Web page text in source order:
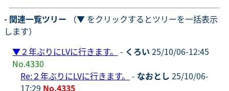
- 関連一覧ツリー （▼ をクリックするとツリーを一括表示
します）
▼２年ぶりにLVに行きます。 - くろい 25/10/06-12:45
No.4330
Re:２年ぶりにLVに行きます。 - なおとし 25/10/06-
17:29 No.4335